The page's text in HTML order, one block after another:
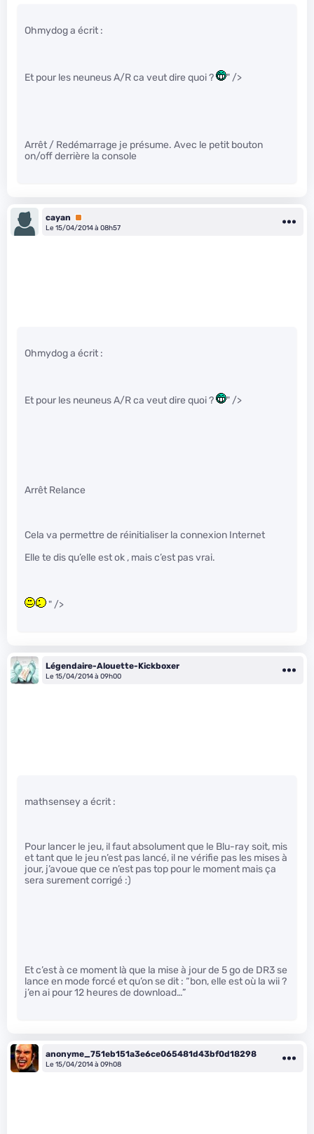
Ohmydog a écrit :
Et pour les neuneus A/R ca veut dire quoi ? " />
Arrêt / Redémarrage je présume. Avec le petit bouton
on/off derrière la console
cayan
Premium
Le 15/04/2014 à 08h57
Ohmydog a écrit :
Et pour les neuneus A/R ca veut dire quoi ? " />
Arrêt Relance
Cela va permettre de réinitialiser la connexion Internet
Elle te dis qu’elle est ok , mais c’est pas vrai.
" />
Légendaire-Alouette-Kickboxer
Le 15/04/2014 à 09h00
mathsensey a écrit :
Pour lancer le jeu, il faut absolument que le Blu-ray soit, mis
et tant que le jeu n’est pas lancé, il ne vérifie pas les mises à
jour, j’avoue que ce n’est pas top pour le moment mais ça
sera surement corrigé :)
Et c’est à ce moment là que la mise à jour de 5 go de DR3 se
lance en mode forcé et qu’on se dit : “bon, elle est où la wii ?
j’en ai pour 12 heures de download…”
anonyme_751eb151a3e6ce065481d43bf0d18298
Le 15/04/2014 à 09h08